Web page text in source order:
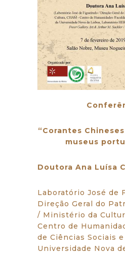
“Corantes
museus
Doutora Ana Luísa
Laboratório José de
Direção Geral do
/ Ministério da
Centro de
de Ciências Sociais
Universidade Nova